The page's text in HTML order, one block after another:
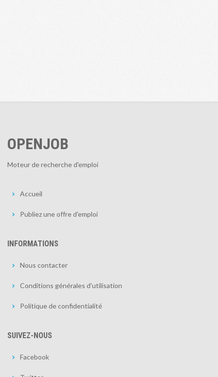
OPENJOB
Moteur de recherche d'emploi
Accueil
Publiez une offre d'emploi
INFORMATIONS
Nous contacter
Conditions générales d'utilisation
Politique de confidentialité
SUIVEZ-NOUS
Facebook